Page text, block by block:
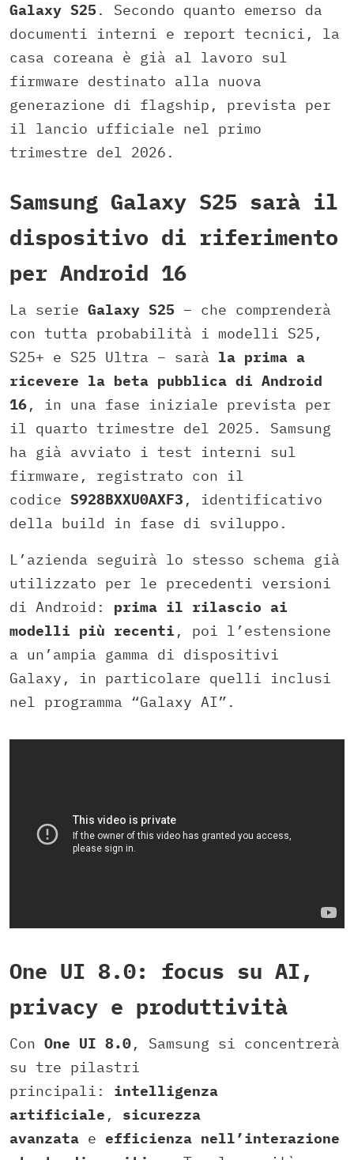
Galaxy S25. Secondo quanto emerso da
documenti interni e report tecnici, la
casa coreana è già al lavoro sul
firmware destinato alla nuova
generazione di flagship, prevista per
il lancio ufficiale nel primo
trimestre del 2026.
Samsung Galaxy S25 sarà il
dispositivo di riferimento
per Android 16
La serie Galaxy S25 – che comprenderà
con tutta probabilità i modelli S25,
S25+ e S25 Ultra – sarà la prima a
ricevere la beta pubblica di Android
16, in una fase iniziale prevista per
il quarto trimestre del 2025. Samsung
ha già avviato i test interni sul
firmware, registrato con il
codice S928BXXU0AXF3 , identificativo
della build in fase di sviluppo.
L’azienda seguirà lo stesso schema già
utilizzato per le precedenti versioni
di Android: prima il rilascio ai
modelli più recenti , poi l’estensione
a un’ampia gamma di dispositivi
Galaxy, in particolare quelli inclusi
nel programma “Galaxy AI”.
One UI 8.0: focus su AI,
privacy e produttività
Con One UI 8.0, Samsung si concentrerà
su tre pilastri
principali: intelligenza
artificiale , sicurezza
avanzata e efficienza nell’interazione